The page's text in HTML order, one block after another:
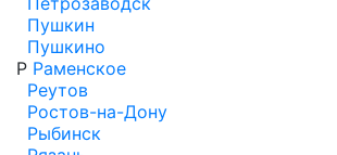
Пушкин
Пушкино
Р Раменское
Реутов
Ростов-на-Дону
Рыбинск